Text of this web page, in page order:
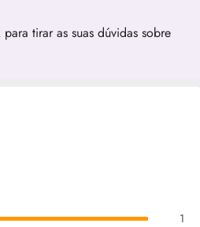
tirar as suas dúvidas sobre
1